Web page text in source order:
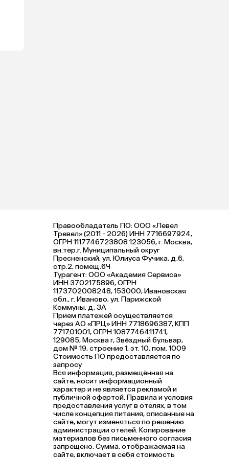
Правообладатель ПО: ООО «Левел
Тревел» (2011 - 2026) ИНН 7716697924,
ОГРН 1117746723808 123056, г. Москва,
вн.тер.г. Муниципальный округ
Пресненский, ул. Юлиуса Фучика, д.6,
стр.2, помещ.6Ч
Турагент: ООО «Академия Сервиса»
ИНН 3702175896, ОГРН
1173702008248, 153000, Ивановская
обл., г. Иваново, ул. Парижской
Коммуны, д. ЗА
Прием платежей осуществляется
через АО «ПРЦ» ИНН 7718696387, КПП
771701001, ОГРН 1087746411741,
129085, Москва г, Звёздный бульвар,
дом № 19, строение 1, эт. 10, пом. 1009
Стоимость ПО предоставляется по
запросу
Вся информация, размещённая на
сайте, носит информационный
характер и не является рекламой и
публичной офертой. Правила и условия
предоставления услуг в отелях, в том
числе концепция питания, описанные на
сайте, могут изменяться по решению
администрации отелей. Копирование
материалов без письменного согласия
запрещено. Сумма, отображаемая на
сайте, включает в себя стоимость